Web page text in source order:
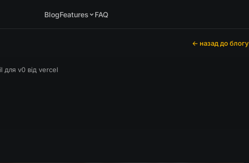
BlogFeatures FAQ
← назад до блогу
для v0 від vercel